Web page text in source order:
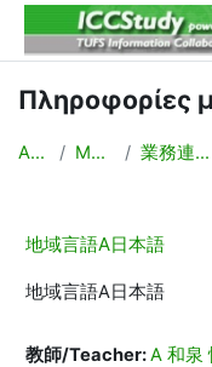
Μετάβαση στο κεντρικό
Πληροφορίες
Αρχική Μαθήματα 業務連絡/Backyard
地域言語A日本語
地域言語A日本語
教師/Teacher:A 和泉